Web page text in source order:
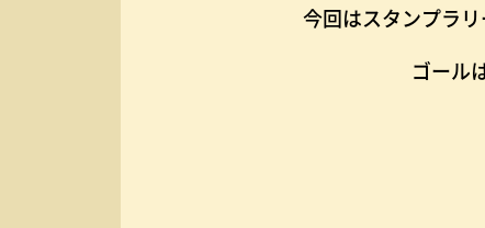
今回はスタンプラ
ゴール